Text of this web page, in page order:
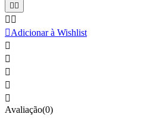

 
Adicionar à Wishlist





Avaliação(0)